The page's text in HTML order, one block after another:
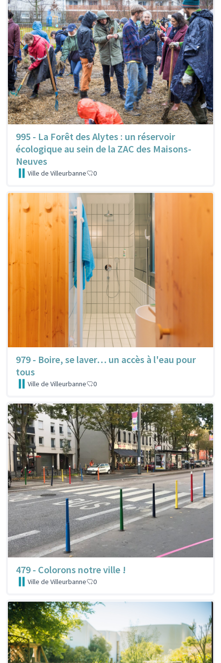
995 - La Forêt des Alytes : un réservoir
écologique au sein de la ZAC des Maisons-
Neuves
Ville de Villeurbanne 0
979 - Boire, se laver… un accès à l'eau pour
tous
Ville de Villeurbanne 0
479 - Colorons notre ville !
Ville de Villeurbanne 0